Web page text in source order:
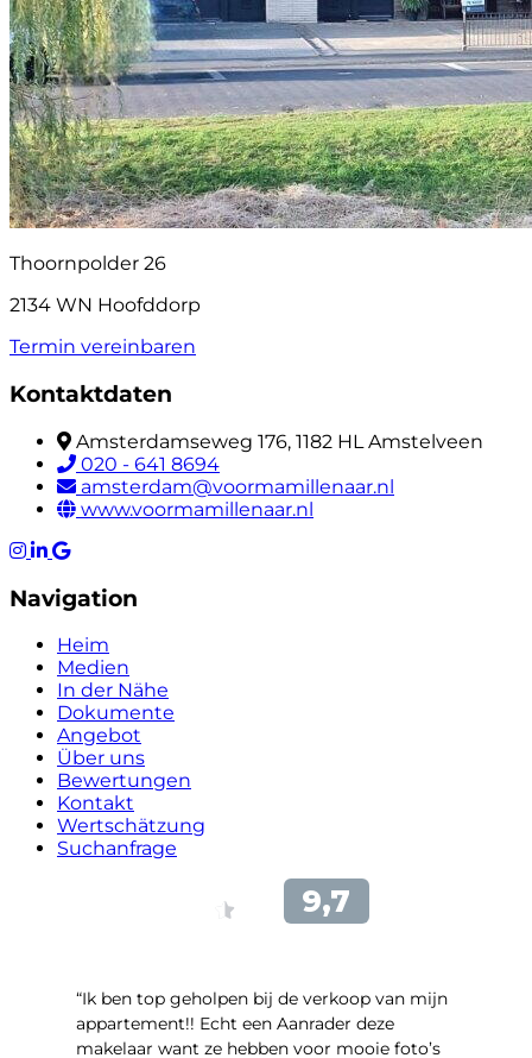
Thoornpolder 26
2134 WN Hoofddorp
Termin vereinbaren
Kontaktdaten
Amsterdamseweg 176, 1182 HL Amstelveen
020 - 641 8694
amsterdam@voormamillenaar.nl
www.voormamillenaar.nl
Navigation
Heim
Medien
In der Nähe
Dokumente
Angebot
Über uns
Bewertungen
Kontakt
Wertschätzung
Suchanfrage
“Ik ben top geholpen bij de verkoop van mijn
appartement!! Echt een Aanrader deze
makelaar want ze hebben voor mooie foto’s